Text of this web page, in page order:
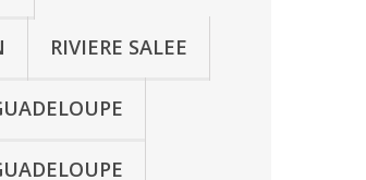
RIVIERE SALEE